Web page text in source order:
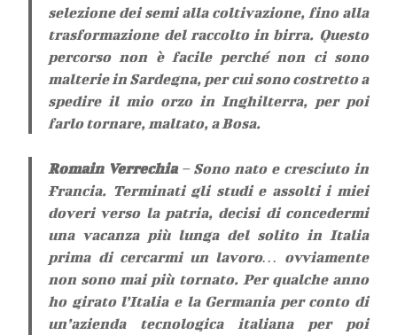
selezione dei semi alla coltivazione, fino alla
trasformazione del raccolto in birra. Questo
percorso non è facile perché non ci sono
malterie in Sardegna, per cui sono costretto a
spedire il mio orzo in Inghilterra, per poi
farlo tornare, maltato, a Bosa.
Romain Verrechia– Sono nato e cresciuto in
Francia. Terminati gli studi e assolti i miei
doveri verso la patria, decisi di concedermi
una vacanza più lunga del solito in Italia
prima di cercarmi un lavoro… ovviamente
non sono mai più tornato. Per qualche anno
ho girato l’Italia e la Germania per conto di
un’azienda tecnologica italiana per poi